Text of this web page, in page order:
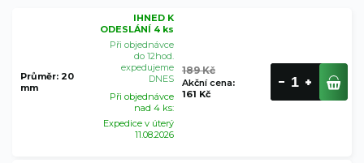
Průměr: 20
mm
IHNED K
ODESLÁNÍ 4 ks
Při objednávce
do 12hod.
expedujeme
DNES
Při objednávce
nad 4 ks:
Expedice v úterý
11.08.2026
189 Kč
Akční cena:
161 Kč